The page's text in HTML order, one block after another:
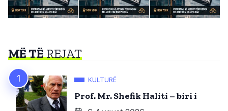
MË TËREJAT
KULTURË
Prof. Mr. Shefik Haliti – biri i